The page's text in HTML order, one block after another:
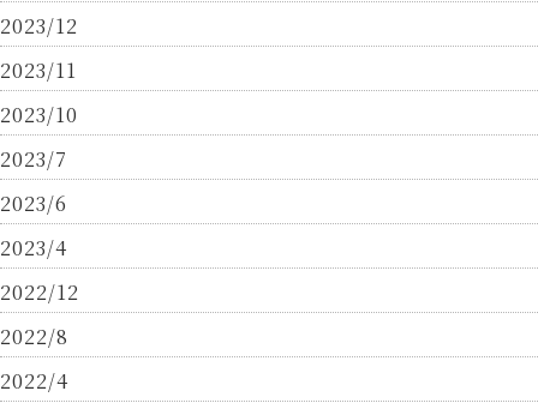
2023/12
2023/11
2023/10
2023/7
2023/6
2023/4
2022/12
2022/8
2022/4